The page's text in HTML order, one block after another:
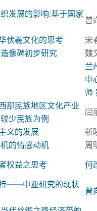
发展的影响:基于国家
曾
伏羲文化的思考
宋
像碑初步研究 魏
兰
中
师
部民族地区文化产业
少民族为例
闫
义的发展
靳
的情感动机
周
权益之思考 何
持——中亚研究的现状
曾